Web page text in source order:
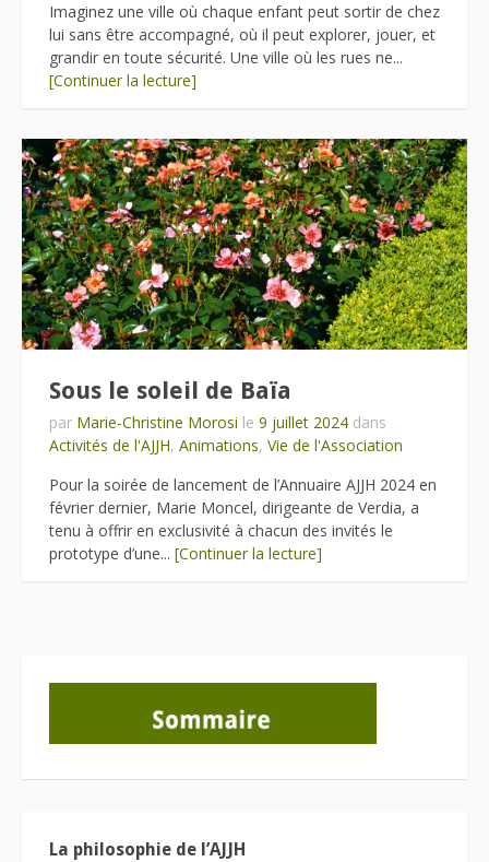
Imaginez une ville où chaque enfant peut sortir de chez
lui sans être accompagné, où il peut explorer, jouer, et
grandir en toute sécurité. Une ville où les rues ne...
[Continuer la lecture]
Sous le soleil de Baïa
par Marie-Christine Morosi le 9 juillet 2024 dans
Activités de l'AJJH, Animations, Vie de l'Association
Pour la soirée de lancement de l’Annuaire AJJH 2024 en
février dernier, Marie Moncel, dirigeante de Verdia, a
tenu à offrir en exclusivité à chacun des invités le
prototype d’une... [Continuer la lecture]
La philosophie de l’AJJH